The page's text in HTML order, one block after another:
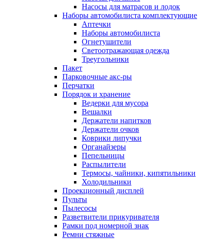
Насосы для матрасов и лодок
Наборы автомобилиста комплектующие
Аптечки
Наборы автомобилиста
Огнетушители
Светоотражающая одежда
Треугольники
Пакет
Парковочные акс-ры
Перчатки
Порядок и хранение
Ведерки для мусора
Вешалки
Держатели напитков
Держатели очков
Коврики липучки
Органайзеры
Пепельницы
Распылители
Термосы, чайники, кипятильники
Холодильники
Проекционный дисплей
Пульты
Пылесосы
Разветвители прикуривателя
Рамки под номерной знак
Ремни стяжные